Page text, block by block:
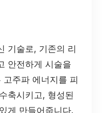
기술로, 기존의 리
안전하게 시술을
주파 에너지를 피
축시키고, 형성된
게 만들어줍니다.